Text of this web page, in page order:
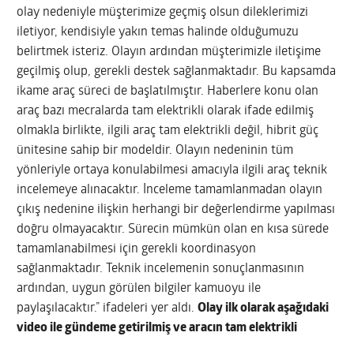
olay nedeniyle müşterimize geçmiş olsun dileklerimizi
iletiyor, kendisiyle yakın temas halinde olduğumuzu
belirtmek isteriz. Olayın ardından müşterimizle iletişime
geçilmiş olup, gerekli destek sağlanmaktadır. Bu kapsamda
ikame araç süreci de başlatılmıştır. Haberlere konu olan
araç bazı mecralarda tam elektrikli olarak ifade edilmiş
olmakla birlikte, ilgili araç tam elektrikli değil, hibrit güç
ünitesine sahip bir modeldir. Olayın nedeninin tüm
yönleriyle ortaya konulabilmesi amacıyla ilgili araç teknik
incelemeye alınacaktır. İnceleme tamamlanmadan olayın
çıkış nedenine ilişkin herhangi bir değerlendirme yapılması
doğru olmayacaktır. Sürecin mümkün olan en kısa sürede
tamamlanabilmesi için gerekli koordinasyon
sağlanmaktadır. Teknik incelemenin sonuçlanmasının
ardından, uygun görülen bilgiler kamuoyu ile
paylaşılacaktır.” ifadeleri yer aldı.Olay ilk olarak aşağıdaki
video ile gündeme getirilmiş ve aracın tam elektrikli